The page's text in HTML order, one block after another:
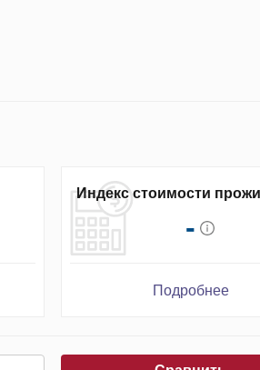
Индекс стоимости
-
Подробнее